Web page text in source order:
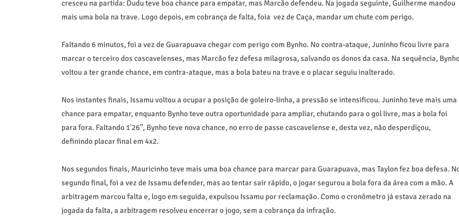
cresceu na partida: Dudu teve boa chance para empatar, mas Marcão defendeu. Na jogada seguinte, Guilherme mandou
mais uma bola na trave. Logo depois, em cobrança de falta, foia vez de Caça, mandar um chute com perigo.
Faltando 6 minutos, foi a vez de Guarapuava chegar com perigo com Bynho. No contra-ataque, Juninho ficou livre para
marcar o terceiro dos cascavelenses, mas Marcão fez defesa milagrosa, salvando os donos da casa. Na sequência,
voltou a ter grande chance, em contra-ataque, mas a bola bateu na trave e o placar seguiu inalterado.
Nos instantes finais, Issamu voltou a ocupar a posição de goleiro-linha, a pressão se intensificou. Juninho teve mais uma
chance para empatar, enquanto Bynho teve outra oportunidade para ampliar, chutando para o gol livre, mas a bola foi
para fora. Faltando 1'26”, Bynho teve nova chance, no erro de passe cascavelense e, desta vez, não desperdiçou,
definindo placar final em 4x2.
Nos segundos finais, Mauricinho teve mais uma boa chance para marcar para Guarapuava, mas Taylon fez boa defesa.
segundo final, foi a vez de Issamu defender, mas ao tentar sair rápido, o jogar segurou a bola fora da área com a mão. A
arbitragem marcou falta e, logo em seguida, expulsou Issamu por reclamação. Como o cronômetro já estava zerado na
jogada da falta, a arbitragem resolveu encerrar o jogo, sem a cobrança da infração.